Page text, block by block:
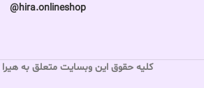
hira.onlineshop@
کلیه حقوق این وبسایت متعلق به